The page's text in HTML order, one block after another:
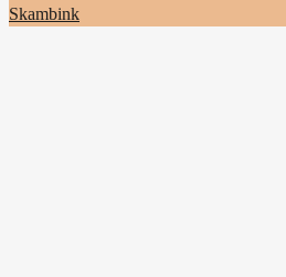
Skambink